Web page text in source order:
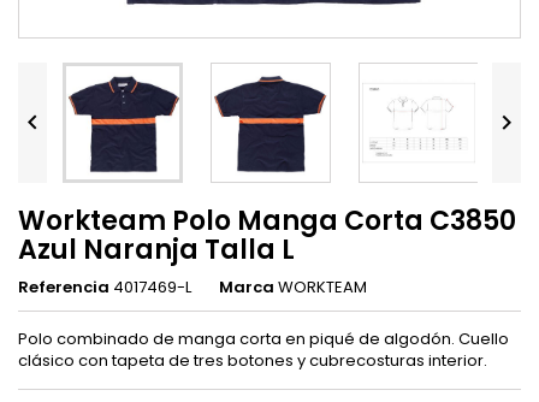
 
Workteam Polo Manga Corta C3850
Azul Naranja Talla L
Referencia 4017469-L Marca WORKTEAM
Polo combinado de manga corta en piqué de algodón. Cuello
clásico con tapeta de tres botones y cubrecosturas interior.